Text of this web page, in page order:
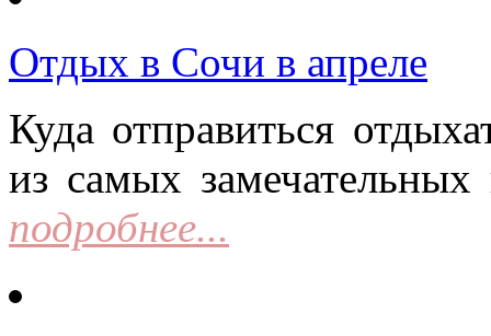
Отдых в Сочи в апреле
Куда отправиться
из самых замечательных
подробнее...